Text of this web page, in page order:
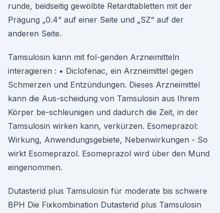
runde, beidseitig gewölbte Retardtabletten mit der
Prägung „0.4“ auf einer Seite und „SZ“ auf der
anderen Seite.
Tamsulosin kann mit fol-genden Arzneimitteln
interagieren : • Diclofenac, ein Arzneimittel gegen
Schmerzen und Entzündungen. Dieses Arzneimittel
kann die Aus-scheidung von Tamsulosin aus Ihrem
Körper be-schleunigen und dadurch die Zeit, in der
Tamsulosin wirken kann, verkürzen. Esomeprazol:
Wirkung, Anwendungsgebiete, Nebenwirkungen - So
wirkt Esomeprazol. Esomeprazol wird über den Mund
eingenommen.
Dutasterid plus Tamsulosin für moderate bis schwere
BPH Die Fixkombination Dutasterid plus Tamsulosin